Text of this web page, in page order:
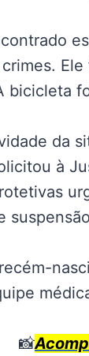
bicicleta
da
à
📸